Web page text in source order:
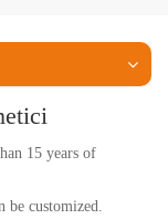
15 years of
be customized.